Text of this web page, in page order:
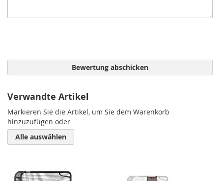
Bewertung abschicken
Verwandte Artikel
Markieren Sie die Artikel, um Sie dem Warenkorb
hinzuzufügen oder
Alle auswählen